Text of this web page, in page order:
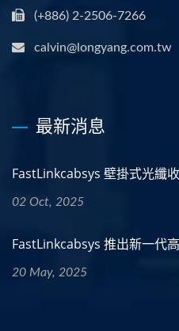
(+886) 2-2506-7266
calvin@longyang.com.tw
最新消息
FastLinkcabsys 壁掛式光纖
02 Oct, 2025
FastLinkcabsys 推出新一代
20 May, 2025